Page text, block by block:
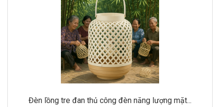
Đèn lồng tre đan thủ công đèn năng lượng mặt...